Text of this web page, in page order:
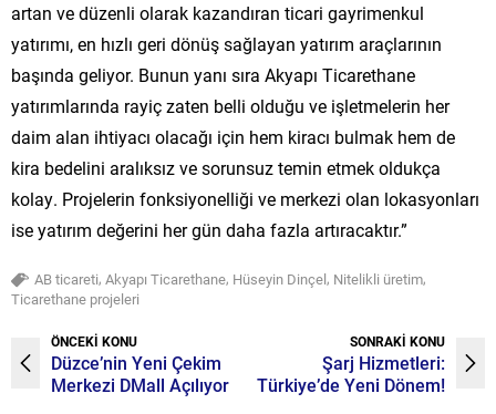
artan ve düzenli olarak kazandıran ticari gayrimenkul
yatırımı, en hızlı geri dönüş sağlayan yatırım araçlarının
başında geliyor. Bunun yanı sıra Akyapı Ticarethane
yatırımlarında rayiç zaten belli olduğu ve işletmelerin her
daim alan ihtiyacı olacağı için hem kiracı bulmak hem de
kira bedelini aralıksız ve sorunsuz temin etmek oldukça
kolay. Projelerin fonksiyonelliği ve merkezi olan lokasyonları
ise yatırım değerini her gün daha fazla artıracaktır.”
AB ticareti, Akyapı Ticarethane, Hüseyin Dinçel, Nitelikli üretim,
Ticarethane projeleri
ÖNCEKİ KONU
Düzce’nin Yeni Çekim
Merkezi DMall Açılıyor
SONRAKİ KONU
Şarj Hizmetleri:
Türkiye’de Yeni Dönem!